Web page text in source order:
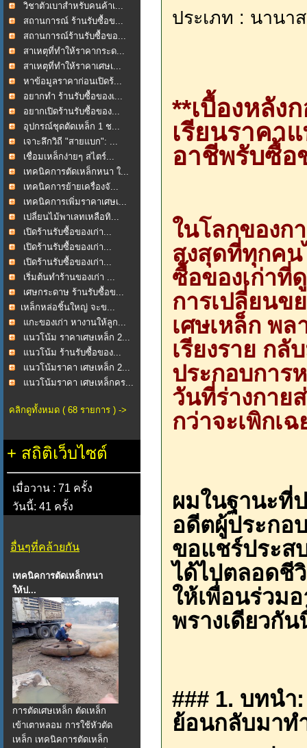
วิชาตัวเบาสำหรับคนค้าเ...
สถานการณ์ ร้านรับซื้อข...
สถานการณ์ร้านรับซื้อขอ...
สาเหตุที่ทำให้ราคากระด...
สาเหตุที่ทำให้ราคาเศษเ...
หาข้อมูลราคาก่อนเปิดร้...
อยากทำ ร้านรับซื้อของเ...
อยากเปิดร้านรับซื้อของ...
อุปกรณ์ชุดตัดเหล็ก 1 ช...
เจาะลึกวิถี "สายแบก": ...
เชื่อมเหล็กง่ายๆ สไตร์...
เทคนิคการตัดเหล็กหนา ใ...
เทคนิคการย้ายเครื่องจั...
เทคนิคการเพิ่มราคาเศษเ...
เปลี่ยนไม้พาเลทเหลือทิ...
เปิดร้านรับซื้อของเก่า...
เปิดร้านรับซื้อของเก่า...
เปิดร้านรับซื้อของเก่า...
เริ่มต้นทำร้านของเก่า ...
เศษกระดาษ ร้านรับซื้อข...
​เหล็กหล่อชิ้นใหญ่ จะข...
แกะของเก่า หางานให้ลูก...
แนวโน้ม ราคาเศษเหล็ก 2...
แนวโน้ม ร้านรับซื้อของ...
แนวโน้มราคา เศษเหล็ก 2...
แนวโน้มราคา เศษเหล็กคร...
คลิกดูทั้งหมด ( 68 รายการ ) ->
+ สถิติเว็บไซต์
เมื่อวาน : 71 ครั้ง
วันนี้: 41 ครั้ง
อื่นๆที่คล้ายกัน
เทคนิคการตัดเหล็กหนา
ให้ป...
การตัดเศษเหล็ก ตัดเหล็ก
เข้าเตาหลอม การใช้หัวตัด
เหล็ก เทคนิคการตัดเหล็ก
ประเภท : นานา
**เบื้องหลัง
เรียนราคา
อาชีพรับซื้อ
ในโลกของก
สูงสุดที่ทุกคน
ซื้อของเก่าที่
การเปลี่ยนข
เศษเหล็ก พ
เรียงราย ก
ประกอบการ
วันที่ร่างกาย
กว่าจะเพิกเฉ
ผมในฐานะที่
อดีตผู้ประกอ
ขอแชร์ประส
ได้ไปตลอดชี
ให้เพื่อนร่วม
พรางเดียวกัน
### 1. บทนำ
ย้อนกลับมาท